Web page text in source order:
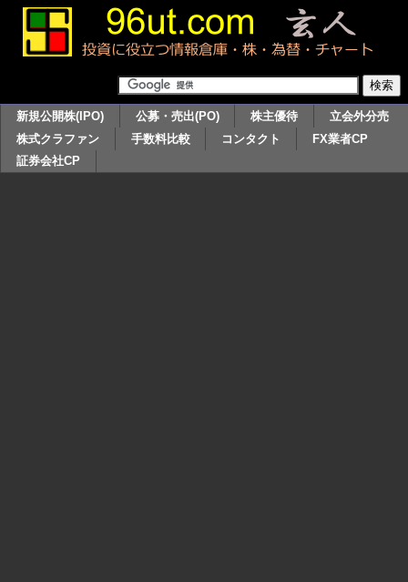
新規公開株(IPO) 公募・売出(PO) 株主優待
立会外分売
株式クラファン
手数料比較 コンタクト
FX業者CP
証券会社CP